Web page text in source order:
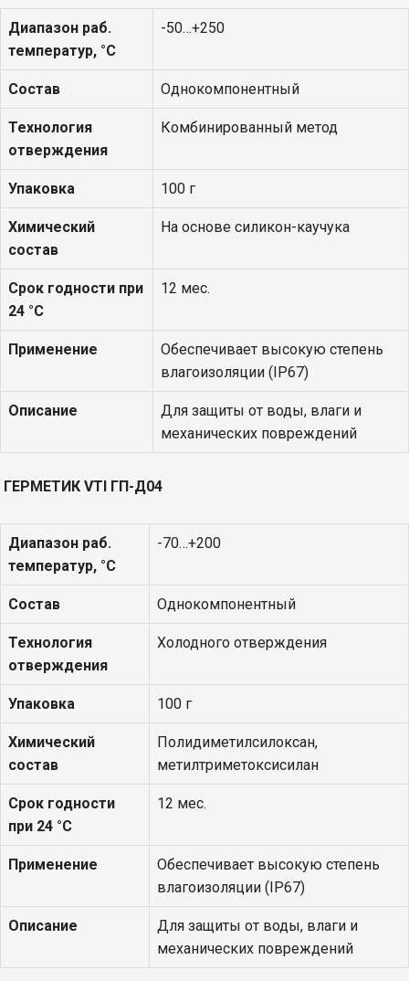
Диапазон раб.
температур, °С
-50…+250
Состав Однокомпонентный
Технология
отверждения
Комбинированный метод
Упаковка 100 г
Химический
состав
На основе силикон-каучука
Срок годности при
24 °С
12 мес.
Применение
Обеспечивает высокую степень
влагоизоляции (IP67)
Описание
Для защиты от воды, влаги и
механических повреждений
ГЕРМЕТИК VTI ГП-Д04
Диапазон раб.
температур, °С
-70…+200
Состав Однокомпонентный
Технология
отверждения
Холодного отверждения
Упаковка 100 г
Химический
состав
Полидиметилсилоксан,
метилтриметоксисилан
Срок годности
при 24 °С
12 мес.
Применение
Обеспечивает высокую степень
влагоизоляции (IP67)
Описание
Для защиты от воды, влаги и
механических повреждений